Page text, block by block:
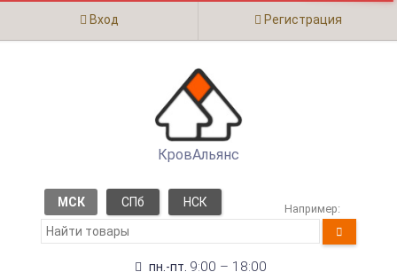
Вход Регистрация
КровАльянс
МСК СПб НСК Например:
пн.-пт. 9:00 – 18:00